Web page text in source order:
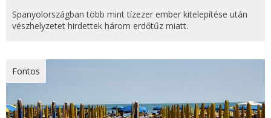
Spanyolországban több mint tízezer ember kitelepítése után
vészhelyzetet hirdettek három erdőtűz miatt.
Fontos